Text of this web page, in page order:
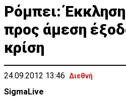
Ρόμπει:
προς άμεση
κρίση
24.09.2012 13:46 Διεθνή
SigmaLive